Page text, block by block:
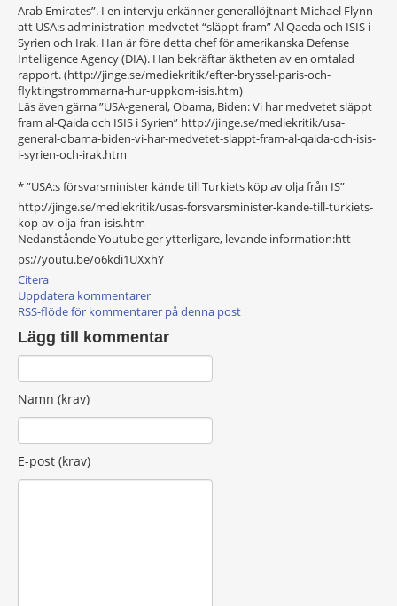
Arab Emirates”. I en intervju erkänner generallöjtnant Michael Flynn
att USA:s administration medvetet “släppt fram” Al Qaeda och ISIS i
Syrien och Irak. Han är före detta chef för amerikanska Defense
Intelligence Agency (DIA). Han bekräftar äktheten av en omtalad
rapport. (http://jinge.se/mediekritik/efter-bryssel-paris-och-
flyktingstrommarna-hur-uppkom-isis.htm)
Läs även gärna ”USA-general, Obama, Biden: Vi har medvetet släppt
fram al-Qaida och ISIS i Syrien” http://jinge.se/mediekritik/usa-
general-obama-biden-vi-har-medvetet-slappt-fram-al-qaida-och-isis-
i-syrien-och-irak.htm
* ”USA:s försvarsminister kände till Turkiets köp av olja från IS”
http://jinge.se/mediekritik/usas-forsvarsminister-kande-till-turkiets-
kop-av-olja-fran-isis.htm
Nedanstående Youtube ger ytterligare, levande information:htt
ps://youtu.be/o6kdi1UXxhY
Citera
Uppdatera kommentarer
RSS-flöde för kommentarer på denna post
Lägg till kommentar
Namn (krav)
E-post (krav)